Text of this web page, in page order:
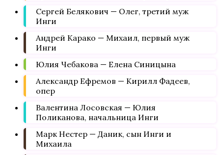
Сергей Белякович — Олег, третий муж
Инги
Андрей Карако — Михаил, первый муж
Инги
Юлия Чебакова — Елена Синицына
Александр Ефремов — Кирилл Фадеев,
опер
Валентина Лосовская — Юлия
Поликанова, начальница Инги
Марк Нестер — Даник, сын Инги и
Михаила